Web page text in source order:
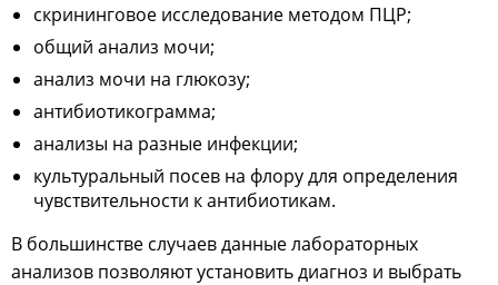
скрининговое исследование методом ПЦР;
общий анализ мочи;
анализ мочи на глюкозу;
антибиотикограмма;
анализы на разные инфекции;
культуральный посев на флору для определения
чувствительности к антибиотикам.
В большинстве случаев данные лабораторных
анализов позволяют установить диагноз и выбрать